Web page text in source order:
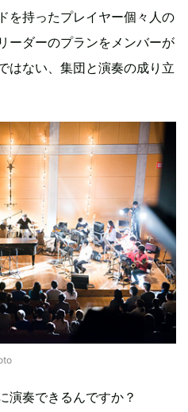
を持ったプレイヤー個々人の
ーダーのプランをメンバーが
はない、集団と演奏の成り立
奏できるんですか？